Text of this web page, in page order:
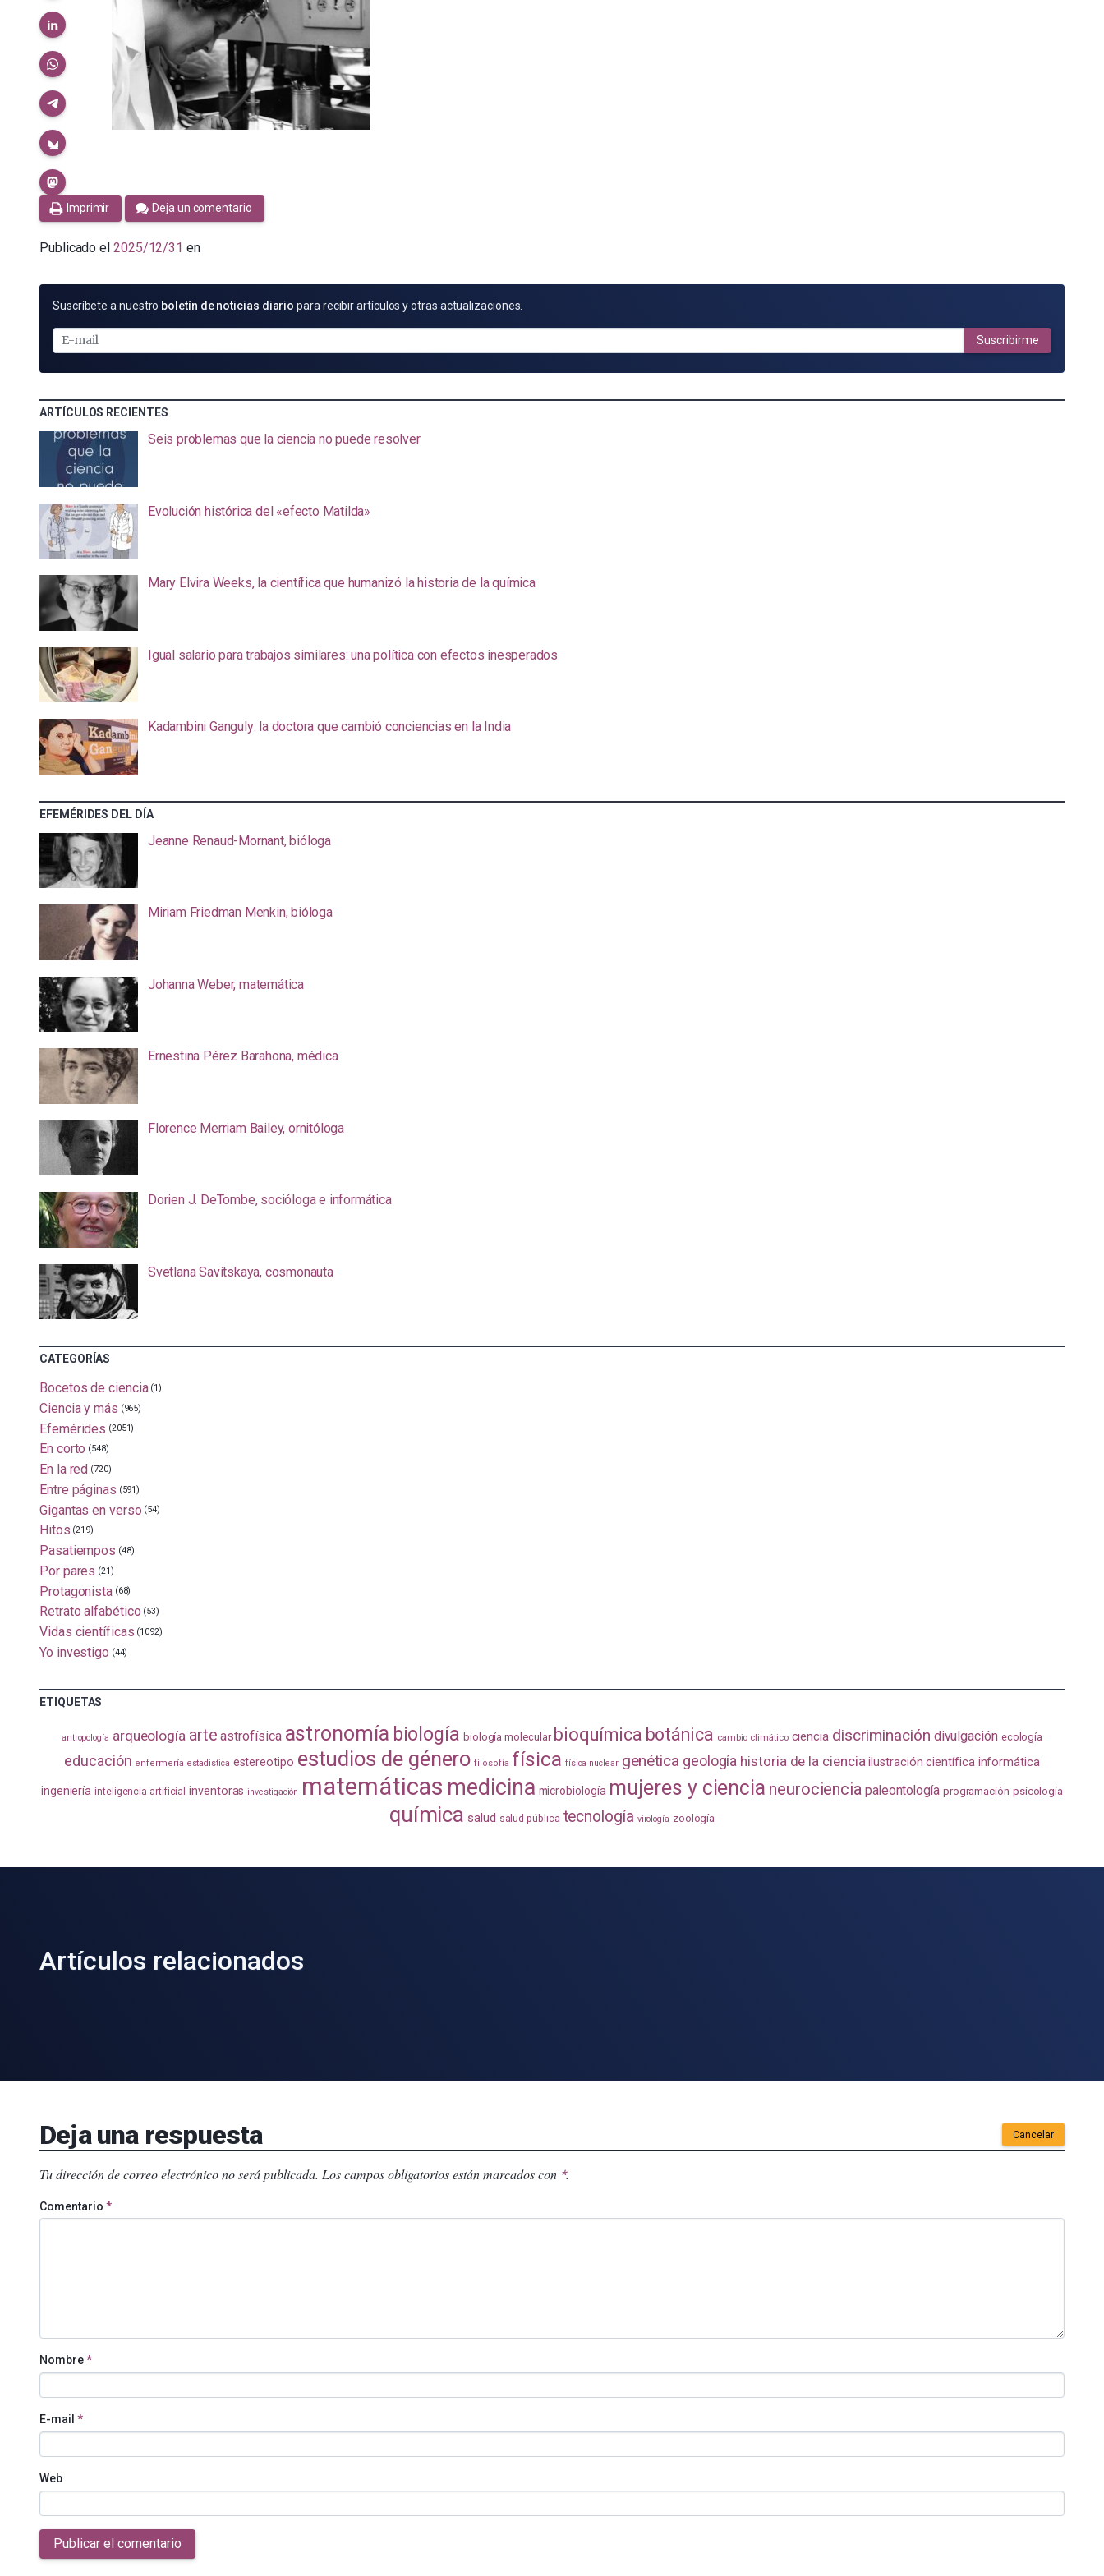
Imprimir Deja un comentario
Publicado el 2025/12/31 en
SUSCRÍBETE
E-
MAIL
Suscríbete a nuestro boletín de noticias diario para recibir artículos y otras actualizaciones.
Suscribirme
ARTÍCULOS RECIENTES
Seis problemas que la ciencia no puede resolver
Evolución histórica del «efecto Matilda»
Mary Elvira Weeks, la científica que humanizó la historia de la química
Igual salario para trabajos similares: una política con efectos inesperados
Kadambini Ganguly: la doctora que cambió conciencias en la India
EFEMÉRIDES DEL DÍA
Jeanne Renaud-Mornant, bióloga
Miriam Friedman Menkin, bióloga
Johanna Weber, matemática
Ernestina Pérez Barahona, médica
Florence Merriam Bailey, ornitóloga
Dorien J. DeTombe, socióloga e informática
Svetlana Savítskaya, cosmonauta
CATEGORÍAS
Bocetos de ciencia (1)
Ciencia y más (965)
Efemérides (2051)
En corto (548)
En la red (720)
Entre páginas (591)
Gigantas en verso (54)
Hitos (219)
Pasatiempos (48)
Por pares (21)
Protagonista (68)
Retrato alfabético (53)
Vidas científicas (1092)
Yo investigo (44)
ETIQUETAS
antropología arqueología arte astrofísica astronomía biología biología molecular bioquímica botánica cambio climático ciencia discriminación divulgación ecología
educación enfermería estadistica estereotipo estudios de género filosofía física física nuclear genética geología historia de la ciencia ilustración científica informática
ingeniería inteligencia artificial inventoras investigación matemáticas medicina microbiología mujeres y ciencia neurociencia paleontología programación psicología
química salud salud pública tecnología virología zoología
Artículos relacionados
Deja una respuesta Cancelar
Tu dirección de correo electrónico no será publicada. Los campos obligatorios están marcados con *.
Comentario *
Nombre*
E-mail *
Web
Publicar el comentario